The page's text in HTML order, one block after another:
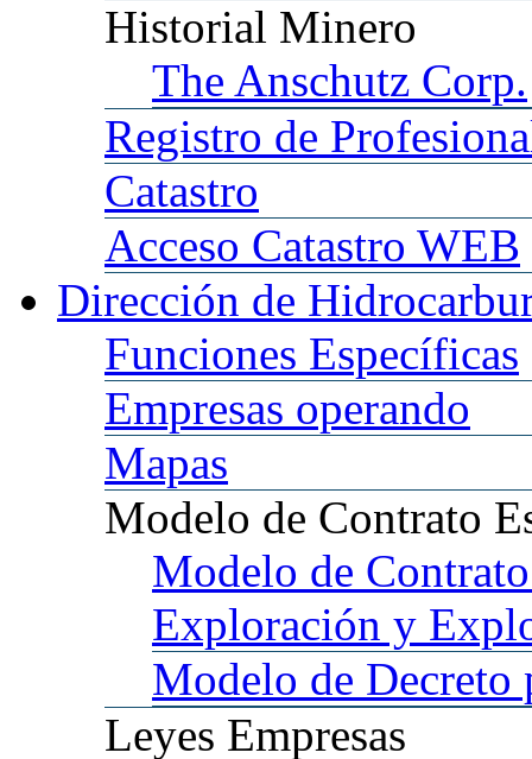
Historial Minero
The Anschutz Corp.
Registro de
Catastro
Acceso Catastro WEB
Dirección de
Funciones Específicas
Empresas operando
Mapas
Modelo de Contrato
Modelo de
Exploración y
Modelo de Decreto
Leyes Empresas